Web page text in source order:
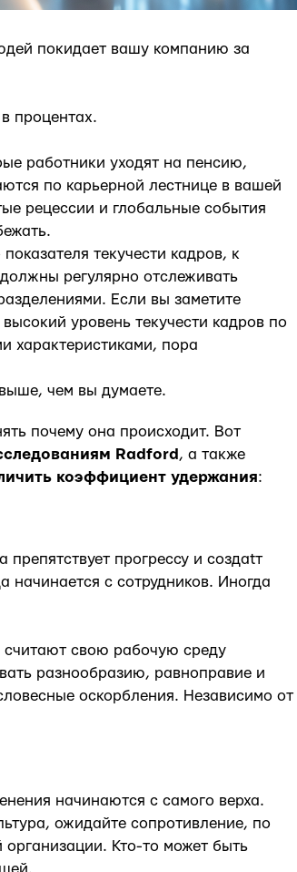
покидает вашу компанию за
процентах.
работники уходят на пенсию,
по карьерной лестнице в вашей
рецессии и глобальные события
текучести кадров, к
регулярно отслеживать
Если вы заметите
уровень текучести кадров по
характеристиками, пора
чем вы думаете.
почему она происходит. Вот
Radford , а также
коэффициент удержания:
препятствует прогрессу и создаtт
начинается с сотрудников. Иногда
считают свою рабочую среду
разнообразию, равноправие и
оскорбления. Независимо от
начинаются с самого верха.
ожидайте сопротивление, по
Кто-то может быть